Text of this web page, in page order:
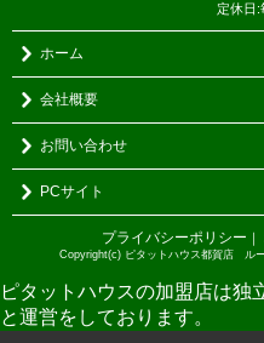
定休日:
ホーム
会社概要
お問い合わせ
PCサイト
プライバシーポリシー
Copyright(c) ピタットハウス都賀店 ル
ピタットハウスの加盟店は独
と運営をしております。